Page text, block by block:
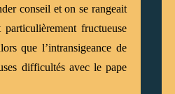
conseil et on se rangeait
fructueuse
que l’intransigeance de
difficultés avec le pape